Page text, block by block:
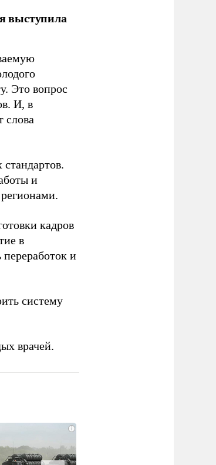
выступила
Это вопрос
И, в
слова
и
кадров
в
и
систему
врачей.
i